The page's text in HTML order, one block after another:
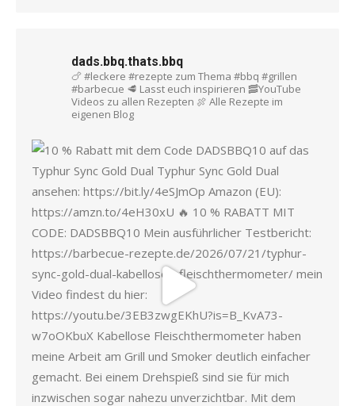
dads.bbq.thats.bbq
🍗 #leckere #rezepte zum Thema #bbq #grillen
#barbecue 🥩 Lasst euch inspirieren 🥓YouTube
Videos zu allen Rezepten 🍖 Alle Rezepte im
eigenen Blog